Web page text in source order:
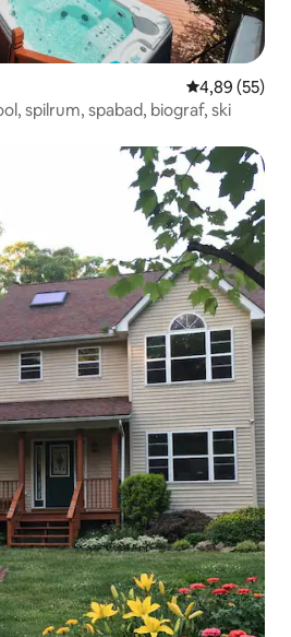
4,89 ud af 5 i
4,89 (55)
spilrum, spabad, biograf, ski